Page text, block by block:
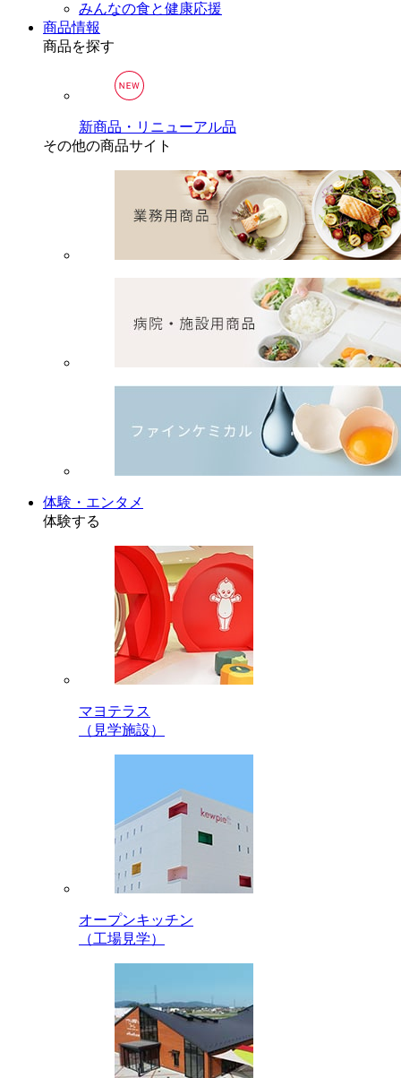
みんなの食と健康応援
商品情報
商品を探す
新商品・リニューアル品
その他の商品サイト
体験・エンタメ
体験する
マヨテラス
（見学施設）
オープンキッチン
（工場見学）